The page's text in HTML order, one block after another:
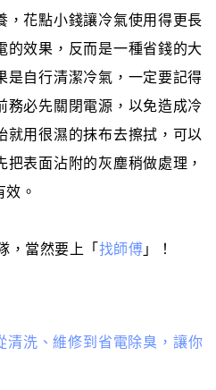
，花點小錢讓冷氣使用得更長
的效果，反而是一種省錢的大
是自行清潔冷氣，一定要記得
務必先關閉電源，以免造成冷
就用很濕的抹布去擦拭，可以
表面沾附的灰塵稍做處理，
。
，當然要上「 找師傅 」！
清洗、維修到省電除臭，讓你